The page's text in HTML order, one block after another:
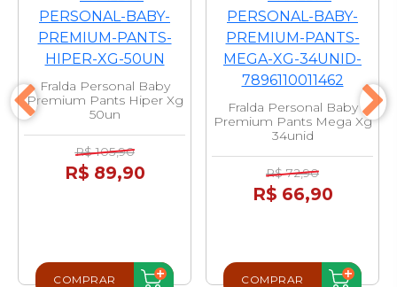
Fralda Personal Baby
Premium Pants Hiper Xg
50un
R$ 105,90
R$ 89,90
COMPRAR
Fralda Personal Baby
Premium Pants Mega Xg
34unid
R$ 72,90
R$ 66,90
COMPRAR